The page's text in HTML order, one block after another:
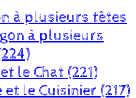
à plusieurs têtes
à plusieurs
le Chat (221)
et le Cuisinier (217)